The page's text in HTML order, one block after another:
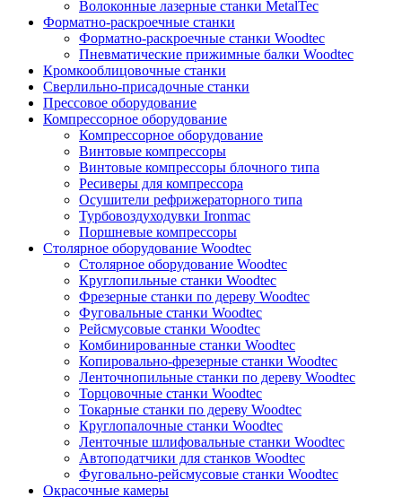
Волоконные лазерные станки MetalTec
Форматно-раскроечные станки
Форматно-раскроечные станки Woodtec
Пневматические прижимные балки Woodtec
Кромкооблицовочные станки
Сверлильно-присадочные станки
Прессовое оборудование
Компрессорное оборудование
Компрессорное оборудование
Винтовые компрессоры
Винтовые компрессоры блочного типа
Ресиверы для компрессора
Осушители рефрижераторного типа
Турбовоздуходувки Ironmac
Поршневые компрессоры
Столярное оборудование Woodtec
Столярное оборудование Woodtec
Круглопильные станки Woodtec
Фрезерные станки по дереву Woodtec
Фуговальные станки Woodtec
Рейсмусовые станки Woodtec
Комбинированные станки Woodtec
Копировально-фрезерные станки Woodtec
Ленточнопильные станки по дереву Woodtec
Торцовочные станки Woodtec
Токарные станки по дереву Woodtec
Круглопалочные станки Woodtec
Ленточные шлифовальные станки Woodtec
Автоподатчики для станков Woodtec
Фуговально-рейсмусовые станки Woodtec
Окрасочные камеры